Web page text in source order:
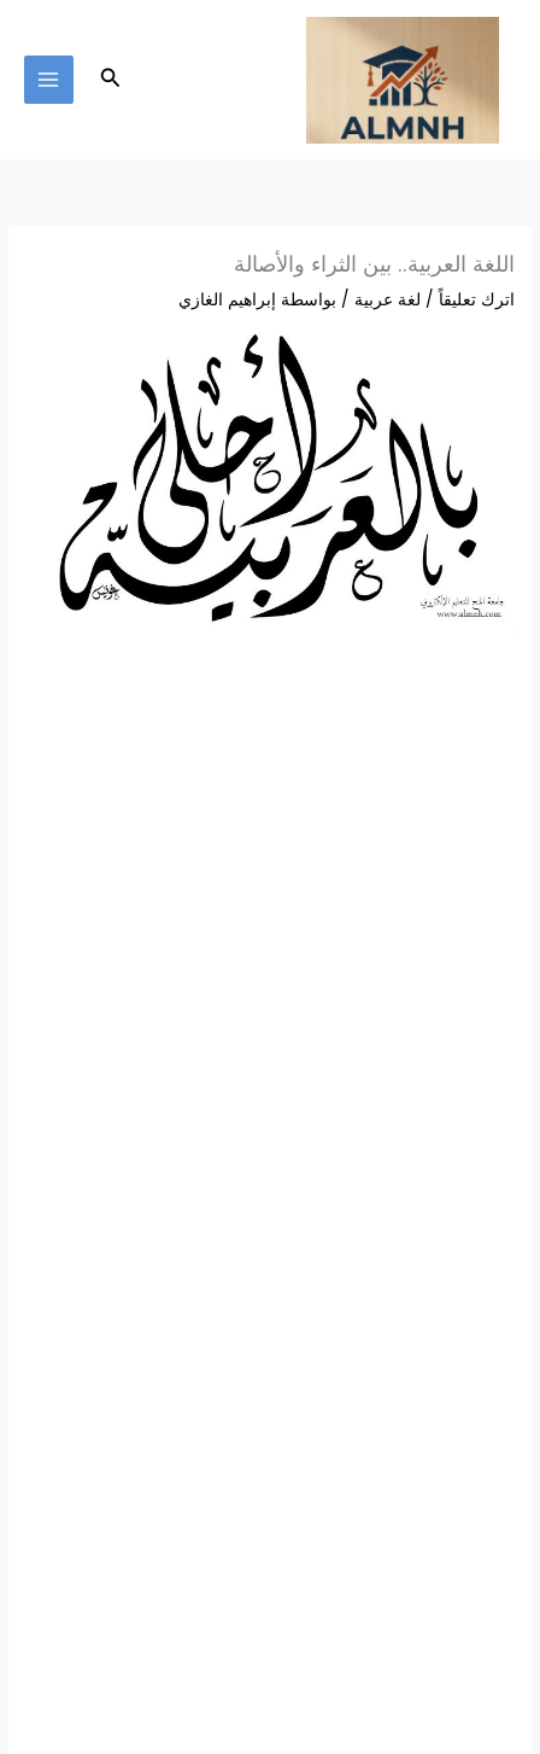
تخطي
البحث
اللغة العربية.. بين الثراء والأصالة
اترك تعليقاً / لغة عربية / بواسطة إبراهيم الغازي